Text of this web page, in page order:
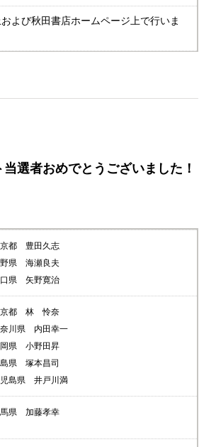
よび秋田書店ホームページ上で行いま
選者おめでとうございました！
都 豊田久志
県 海瀬良夫
県 矢野寛治
京都 林 怜奈
川県 内田幸一
県 小野田昇
県 塚本昌司
児島県 井戸川満
県 加藤孝幸